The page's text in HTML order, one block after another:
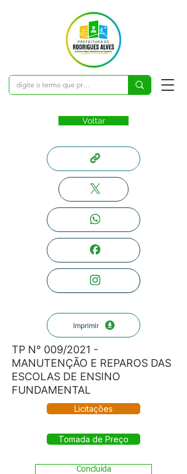
Voltar
Imprimir
TP N° 009/2021 -
MANUTENÇÃO E REPAROS DAS
ESCOLAS DE ENSINO
FUNDAMENTAL
Licitações
Tomada de Preço
Concluída